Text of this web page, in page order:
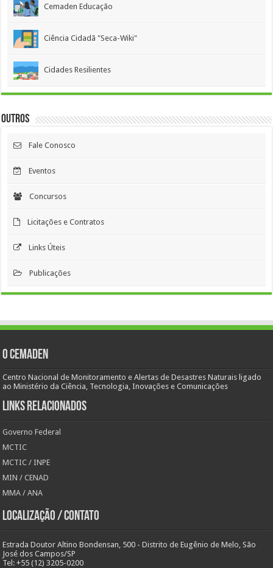
Cemaden Educação
Ciência Cidadã "Seca-Wiki"
Cidades Resilientes
Outros
Fale Conosco
Eventos
Concursos
Licitações e Contratos
Links Úteis
Publicações
O Cemaden
Centro Nacional de Monitoramento e Alertas de Desastres Naturais ligado
ao Ministério da Ciência, Tecnologia, Inovações e Comunicações
Links Relacionados
Governo Federal
MCTIC
MCTIC / INPE
MIN / CENAD
MMA / ANA
Localização / Contato
Estrada Doutor Altino Bondensan, 500 - Distrito de Eugênio de Melo, São
José dos Campos/SP
Tel: +55 (12) 3205-0200